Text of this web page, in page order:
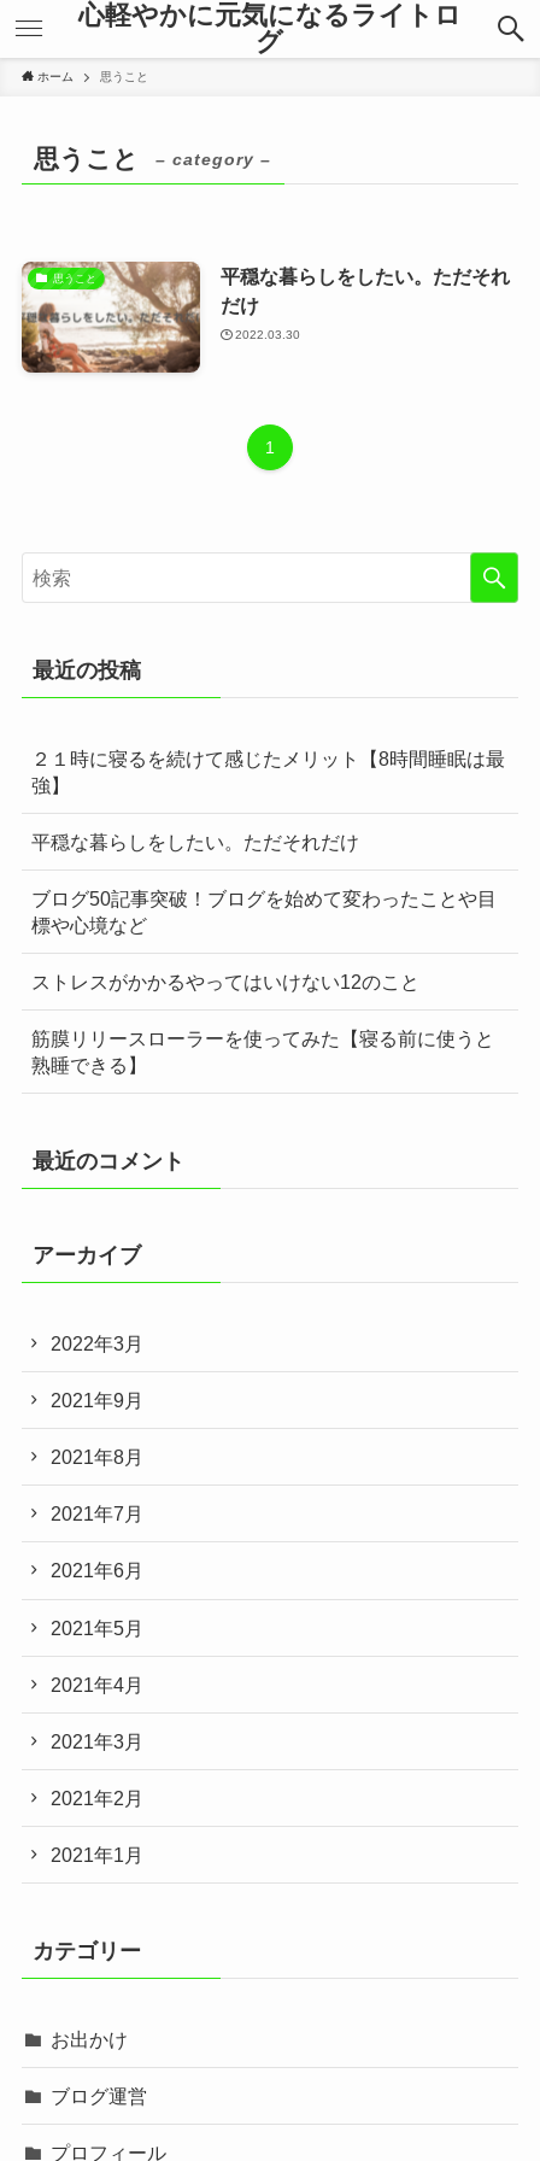
心軽やかに元気になるライトロ
グ
ホーム 思うこと
思うこと – category –
思うこと
平穏な暮らしをしたい。ただそれ
だけ
2022.03.30
1
最近の投稿
２１時に寝るを続けて感じたメリット【8時間睡眠は最
強】
平穏な暮らしをしたい。ただそれだけ
ブログ50記事突破！ブログを始めて変わったことや目
標や心境など
ストレスがかかるやってはいけない12のこと
筋膜リリースローラーを使ってみた【寝る前に使うと
熟睡できる】
最近のコメント
アーカイブ
2022年3月
2021年9月
2021年8月
2021年7月
2021年6月
2021年5月
2021年4月
2021年3月
2021年2月
2021年1月
カテゴリー
お出かけ
ブログ運営
プロフィール